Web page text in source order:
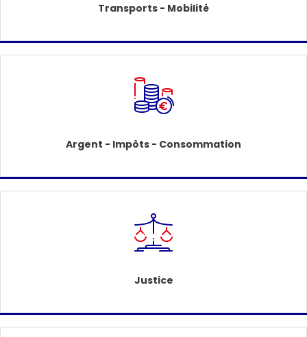
Transports - Mobilité
Argent - Impôts - Consommation
Justice